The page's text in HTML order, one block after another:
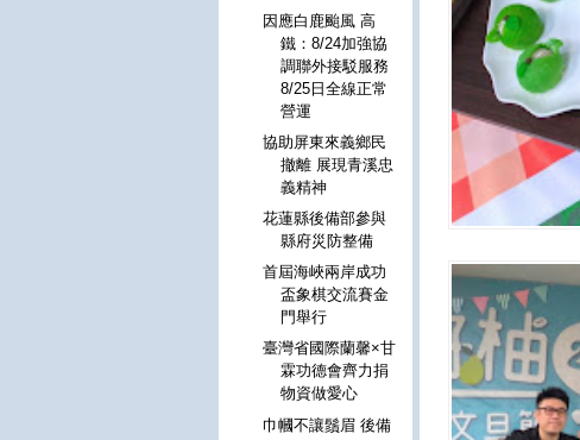
因應白鹿颱風 高
鐵：8/24加強協
調聯外接駁服務
8/25日全線正常
營運
協助屏東來義鄉民
撤離 展現青溪忠
義精神
花蓮縣後備部參與
縣府災防整備
首屆海峽兩岸成功
盃象棋交流賽金
門舉行
臺灣省國際蘭馨×甘
霖功德會齊力捐
物資做愛心
巾幗不讓鬚眉 後備